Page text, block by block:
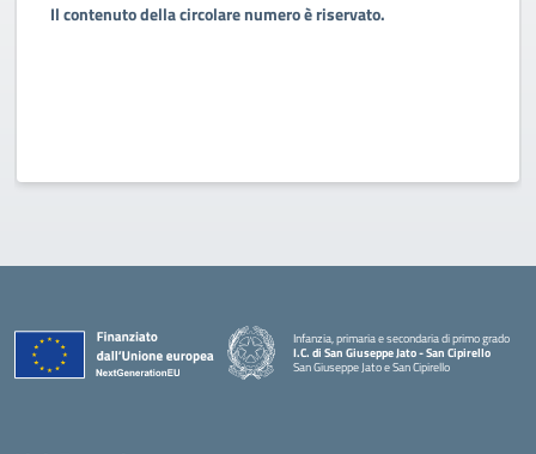
Il contenuto della circolare numero è riservato.
Infanzia, primaria e secondaria di primo grado
I.C. di San Giuseppe Jato - San Cipirello
San Giuseppe Jato e San Cipirello